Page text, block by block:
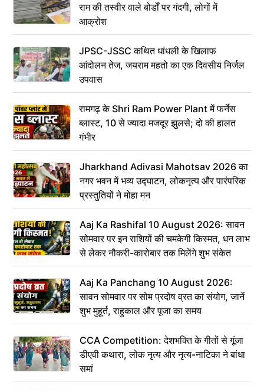
राम की तस्वीर वाले बोर्डों पर गंदगी, लोगों में
आक्रोश
JPSC-JSSC कथित धांधली के खिलाफ
आंदोलन तेज, जयराम महतो का एक दिवसीय निर्जल
उपवास
रामगढ़ के Shri Ram Power Plant में फर्नेस
ब्लास्ट, 10 से ज्यादा मजदूर झुलसे; दो की हालत
गंभीर
Jharkhand Adivasi Mahotsav 2026 का
नगर भवन में भव्य उद्घाटन, लोकनृत्य और पारंपरिक
प्रस्तुतियों ने मोहा मन
Aaj Ka Rashifal 10 August 2026: सावन
सोमवार पर इन राशियों की चमकेगी किस्मत, धन लाभ
से लेकर नौकरी-कारोबार तक मिलेंगे शुभ संकेत
Aaj Ka Panchang 10 August 2026:
सावन सोमवार पर सोम प्रदोष व्रत का संयोग, जानें
शुभ मुहूर्त, राहुकाल और पूजा का समय
CCA Competition: देशभक्ति के गीतों से गूंजा
डीएवी कथारा, लोक नृत्य और नृत्य-नाटिका ने बांधा
समां